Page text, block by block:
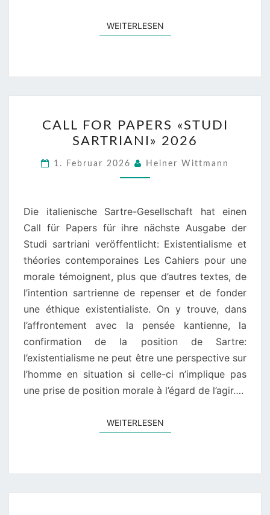
WEITERLESENWEITERLESEN
FOR
PAPERS
«STUDI
SARTRIANI»
CALL FOR PAPERS «STUDI
SARTRIANI» 2026
1. Februar 2026 Heiner Wittmann
Die italienische Sartre-Gesellschaft hat einen
Call für Papers für ihre nächste Ausgabe der
Studi sartriani veröffentlicht: Existentialisme et
théories contemporaines Les Cahiers pour une
morale témoignent, plus que d’autres textes, de
l’intention sartrienne de repenser et de fonder
une éthique existentialiste. On y trouve, dans
l’affrontement avec la pensée kantienne, la
confirmation de la position de Sartre:
l’existentialisme ne peut être une perspective sur
l’homme en situation si celle-ci n’implique pas
une prise de position morale à l’égard de l’agir….
WEITERLESENWEITERLESEN